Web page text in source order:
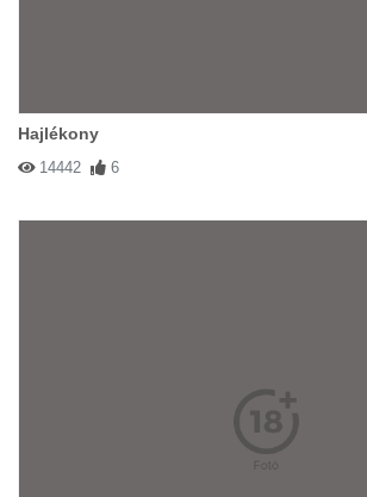
Hajlékony
14442 6